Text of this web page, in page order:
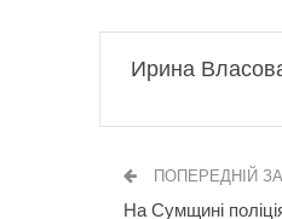
Ирина
ПОПЕРЕДНІЙ
На Сумщині